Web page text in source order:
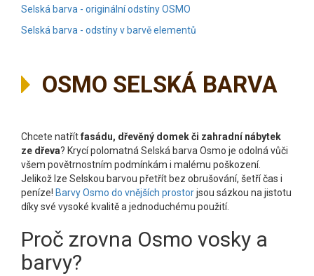
Selská barva - originální odstíny OSMO
Selská barva - odstíny v barvě elementů
OSMO SELSKÁ BARVA
Chcete natřítfasádu, dřevěný domek či zahradní nábytek
ze dřeva? Krycí polomatná Selská barva Osmo je odolná vůči
všem povětrnostním podmínkám i malému poškození.
Jelikož lze Selskou barvou přetřít bez obrušování, šetří čas i
peníze! Barvy Osmo do vnějších prostorjsou sázkou na jistotu
díky své vysoké kvalitě a jednoduchému použití.
Proč zrovna Osmo vosky a
barvy?